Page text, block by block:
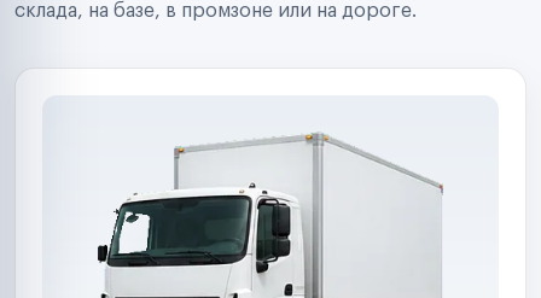
Страховые компании
склада, на базе, в промзоне или на дороге.